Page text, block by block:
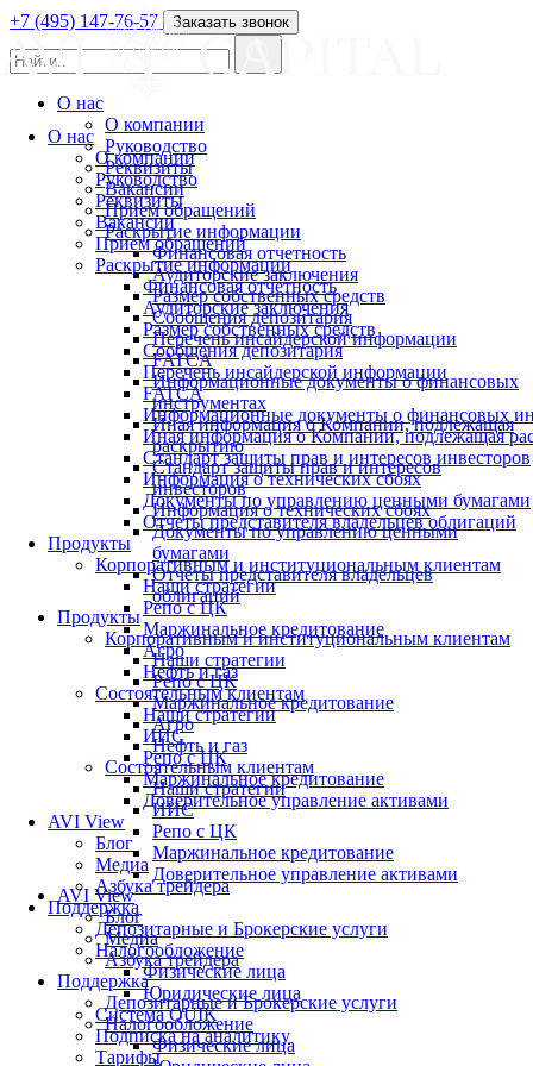
О нас
О компании
Руководство
Реквизиты
Вакансии
Прием обращений
Раскрытие информации
Финансовая отчетность
Аудиторские заключения
Размер собственных средств
Сообщения депозитария
Перечень инсайдерской информации
FATCA
Информационные документы о финансовых
Иная информация о Компании, подлежащая
Стандарт защиты прав и интересов инвесторов
Информация о технических сбоях
Документы по управлению ценными бумагами
Отчеты представителя владельцев облигаций
Продукты
Корпоративным и институциональным клиентам
Наши стратегии
Репо с ЦК
Маржинальное кредитование
Агро
Нефть и газ
Состоятельным клиентам
Наши стратегии
ИИС
Репо с ЦК
Маржинальное кредитование
Доверительное управление активами
AVI View
Блог
Медиа
Азбука трейдера
Поддержка
Депозитарные и Брокерские услуги
Налогообложение
Физические лица
Юридические лица
Система QUIK
Подписка на аналитику
Тарифы
+7 (495) 147-76-57 Заказать звонок
О нас
О компании
Руководство
Реквизиты
Вакансии
Прием обращений
Раскрытие информации
Финансовая отчетность
Аудиторские заключения
Размер собственных средств
Сообщения депозитария
Перечень инсайдерской информации
FATCA
Информационные документы о финансовых
инструментах
Иная информация о Компании, подлежащая
раскрытию
Стандарт защиты прав и интересов
инвесторов
Информация о технических сбоях
Документы по управлению ценными
бумагами
Отчеты представителя владельцев
облигаций
Продукты
Корпоративным и институциональным клиентам
Наши стратегии
Репо с ЦК
Маржинальное кредитование
Агро
Нефть и газ
Состоятельным клиентам
Наши стратегии
ИИС
Репо с ЦК
Маржинальное кредитование
Доверительное управление активами
AVI View
Блог
Медиа
Азбука трейдера
Поддержка
Депозитарные и Брокерские услуги
Налогообложение
Физические лица